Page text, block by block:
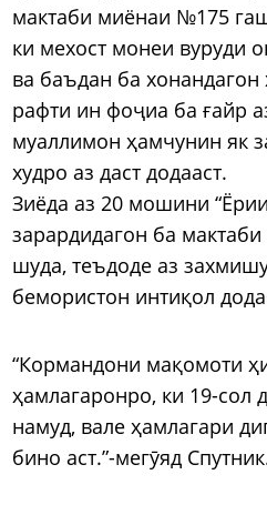
мактаби миёнаи №175
ки мехост монеи вуруди
ва баъдан ба
рафти ин фоҷиа ба ғайр
муаллимон ҳамчунин як
худро аз даст додааст.
Зиёда аз 20 мошини
зарардидагон ба
шуда, теъдоде аз
бемористон интиқол
“Кормандони мақомоти
ҳамлагаронро, ки 19-сол
намуд, вале ҳамлагари
бино аст.”-мегӯяд